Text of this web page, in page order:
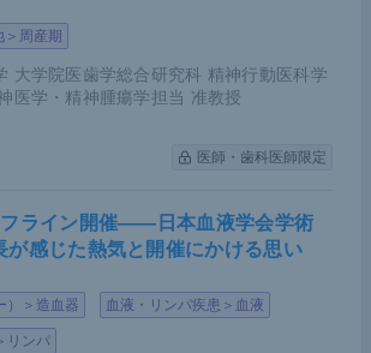
写真は大木氏自らが後続の民間航空機か
＞周産期
大学院医歯学総合研究科 精神行動医科学
医学・精神腫瘍学担当 准教授
医師・歯科医師限定
ライン開催――日本血液学会学術
が感じた熱気と開催にかける思い
）＞造血器 血液・リンパ疾患＞血液
リンパ